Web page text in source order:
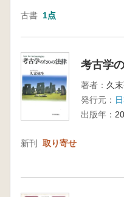
古書 1点
考古学
著者： 久
発行元：
出版年：
新刊 取り寄せ